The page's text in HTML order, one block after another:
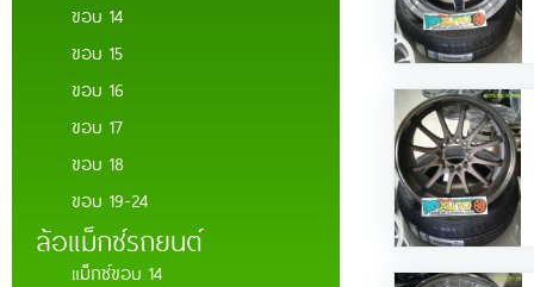
ขอบ 14
ขอบ 15
ขอบ 16
ขอบ 17
ขอบ 18
ขอบ 19-24
ล้อแม็กซ์รถยนต์
แม็กซ์ขอบ 14